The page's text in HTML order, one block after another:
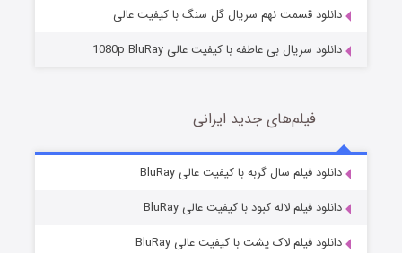
قسمت7 (زیرنویس) منتشر شد
دانلود قسمت نهم سریال گل سنگ با کیفیت عالی
دانلود سریال بی عاطفه با کیفیت عالی 1080p BluRay
فیلم‌های جدید ایرانی
دانلود فیلم سال گربه با کیفیت عالی BluRay
دانلود فیلم لاله کبود با کیفیت عالی BluRay
دانلود فیلم لاک پشت با کیفیت عالی BluRay